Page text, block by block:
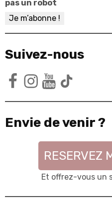
pas un robot
Suivez-nous
FacebookInstagramYouTube
TikTok
Envie de venir ?
RESERVEZ
Et offrez-vous un